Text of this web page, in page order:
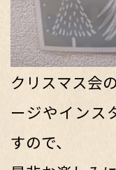
クリスマス会
ージやインス
すので、